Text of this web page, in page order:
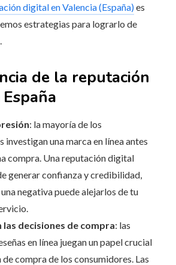
digital en Valencia (España)es
estrategias para lograrlo de
de la reputación
: la mayoría de los
investigan una marca en línea antes
compra. Una reputación digital
generar confianza y credibilidad,
negativa puede alejarlos de tu
las decisiones de compra: las
en línea juegan un papel crucial
de compra de los consumidores. Las